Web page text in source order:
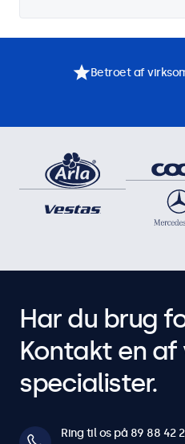
Betroet af
Har du brug
Kontakt en af
specialister.
Ring til os på 89 88 42